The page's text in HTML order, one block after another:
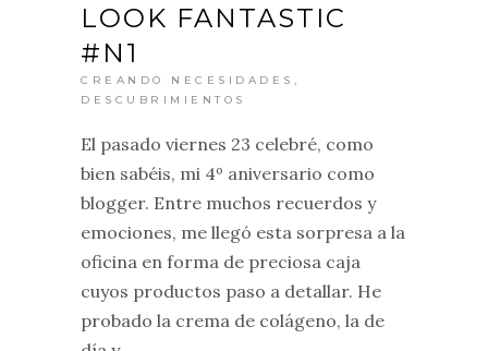
LOOK FANTASTIC
#N1
CREANDO NECESIDADES ,
DESCUBRIMIENTOS
El pasado viernes 23 celebré, como
bien sabéis, mi 4º aniversario como
blogger. Entre muchos recuerdos y
emociones, me llegó esta sorpresa a la
oficina en forma de preciosa caja
cuyos productos paso a detallar. He
probado la crema de colágeno, la de